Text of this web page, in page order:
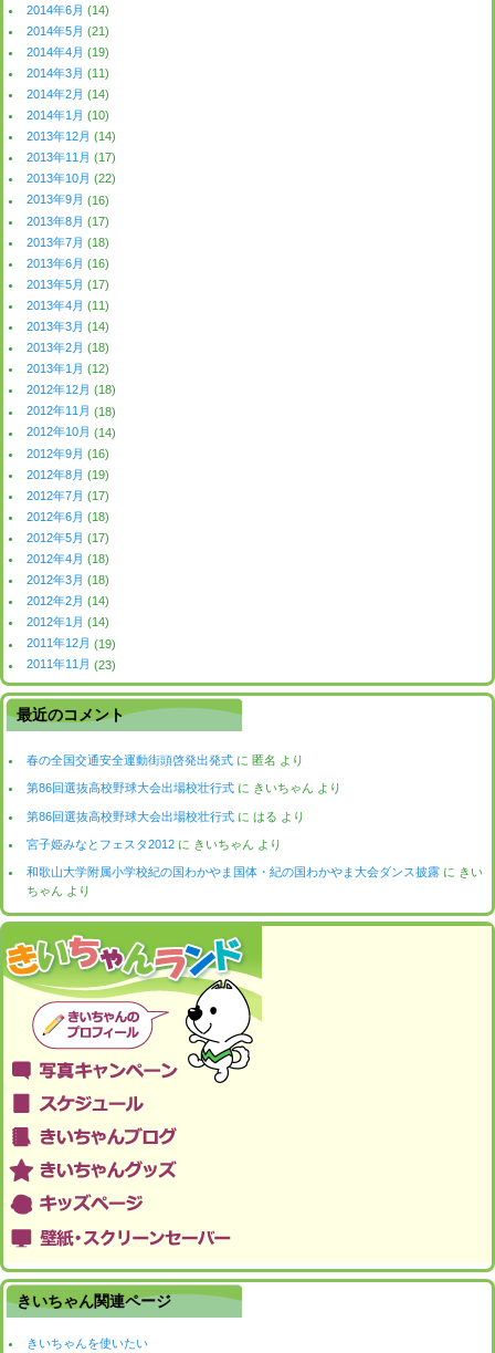
2014年6月 (14)
2014年5月 (21)
2014年4月 (19)
2014年3月 (11)
2014年2月 (14)
2014年1月 (10)
2013年12月 (14)
2013年11月 (17)
2013年10月 (22)
2013年9月 (16)
2013年8月 (17)
2013年7月 (18)
2013年6月 (16)
2013年5月 (17)
2013年4月 (11)
2013年3月 (14)
2013年2月 (18)
2013年1月 (12)
2012年12月 (18)
2012年11月 (18)
2012年10月 (14)
2012年9月 (16)
2012年8月 (19)
2012年7月 (17)
2012年6月 (18)
2012年5月 (17)
2012年4月 (18)
2012年3月 (18)
2012年2月 (14)
2012年1月 (14)
2011年12月 (19)
2011年11月 (23)
最近のコメント
春の全国交通安全運動街頭啓発出発式 に匿名 より
第86回選抜高校野球大会出場校壮行式 に きいちゃん より
第86回選抜高校野球大会出場校壮行式 にはる より
宮子姫みなとフェスタ2012 に きいちゃん より
和歌山大学附属小学校紀の国わかやま国体・紀の国わかやま大会ダンス披露 に きい
ちゃん より
きいちゃん関連ページ
きいちゃんを使いたい